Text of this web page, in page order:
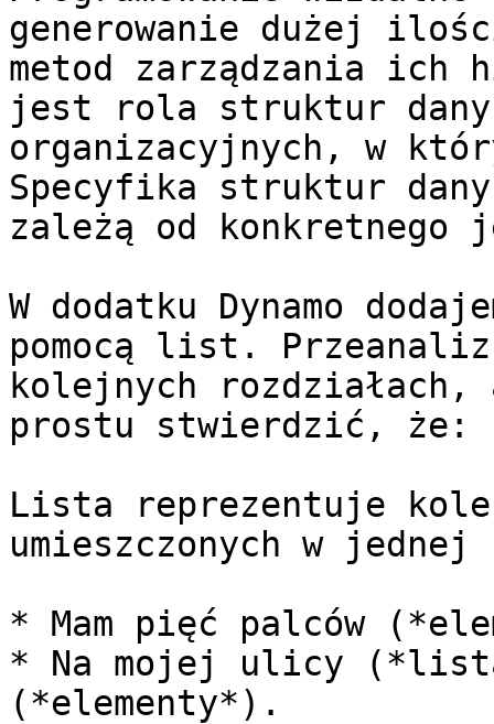
generowanie dużej
metod zarządzania ich
jest rola struktur
organizacyjnych, w
Specyfika struktur
zależą od konkretnego
W dodatku Dynamo
pomocą list.
kolejnych rozdziałach,
prostu stwierdzić, że:
Lista reprezentuje
umieszczonych w
* Mam pięć palców
* Na mojej ulicy
(*elementy*).